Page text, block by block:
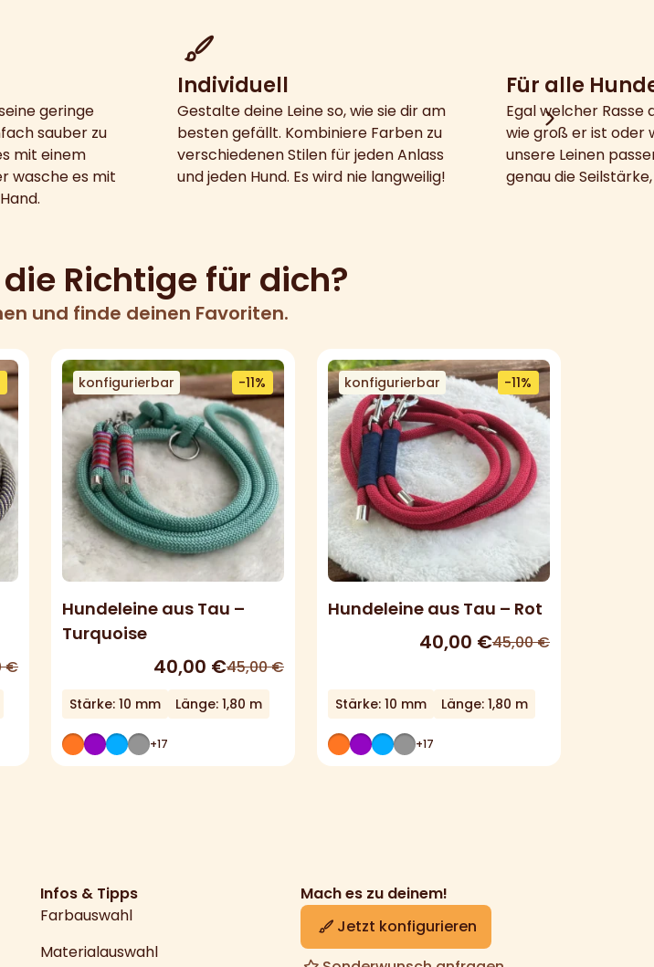
geringe
sauber zu
mit einem
wasche es mit
Individuell
Gestalte deine Leine so, wie sie dir am
besten gefällt. Kombiniere Farben zu
verschiedenen Stilen für jeden Anlass
und jeden Hund. Es wird nie langweilig!
Für alle
Egal welcher Rasse
wie groß er ist oder
unsere Leinen
genau die
Richtige für dich?
und finde deinen Favoriten.
€
konfigurierbar -11%
Hundeleine aus Tau –
Turquoise
45,00€
40,00 €
Stärke: 10 mm Länge: 1,80 m
+17
konfigurierbar -11%
Hundeleine aus Tau – Rot
45,00€
40,00 €
Stärke: 10 mm Länge: 1,80 m
+17
Infos & Tipps
Farbauswahl
Materialauswahl
Mach es zu deinem!
Jetzt konfigurieren